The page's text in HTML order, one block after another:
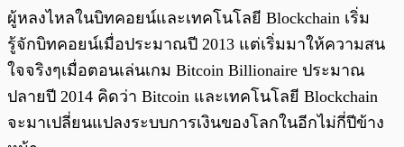
ผู้หลงไหลในบิทคอยน์และเทคโนโลยี Blockchain เริ่ม
รู้จักบิทคอยน์เมื่อประมาณปี 2013 แต่เริ่มมาให้ความสน
ใจจริงๆเมื่อตอนเล่นเกม Bitcoin Billionaire ประมาณ
ปลายปี 2014 คิดว่า Bitcoin และเทคโนโลยี Blockchain
จะมาเปลี่ยนแปลงระบบการเงินของโลกในอีกไม่กี่ปีข้าง